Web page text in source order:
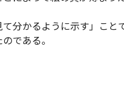
て分かるように示す」こと
である。